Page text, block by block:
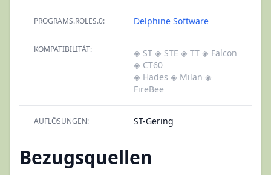
PROGRAMS.ROLES.0: Delphine Software
KOMPATIBILITÄT: ◈ ST ◈ STE ◈ TT ◈ Falcon
◈ CT60
◈ Hades ◈ Milan ◈
FireBee
AUFLÖSUNGEN: ST-Gering
Bezugsquellen